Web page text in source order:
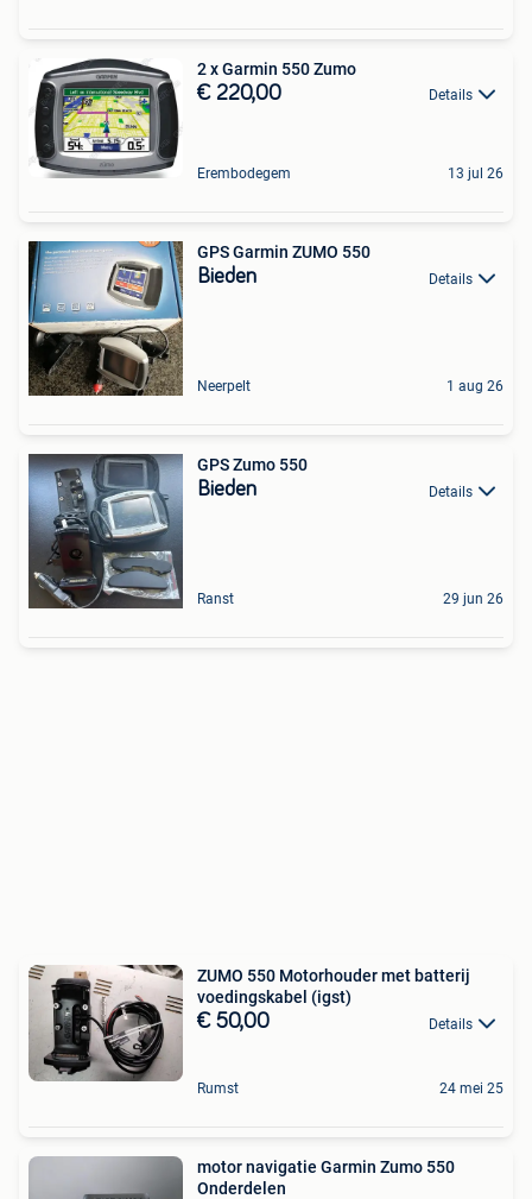
2 x Garmin 550 Zumo
€ 220,00 Details
Erembodegem 13 jul 26
GPS Garmin ZUMO 550
Bieden Details
Neerpelt 1 aug 26
GPS Zumo 550
Bieden Details
Ranst 29 jun 26
ZUMO 550 Motorhouder met batterij
voedingskabel (igst)
€ 50,00 Details
Rumst 24 mei 25
motor navigatie Garmin Zumo 550
Onderdelen